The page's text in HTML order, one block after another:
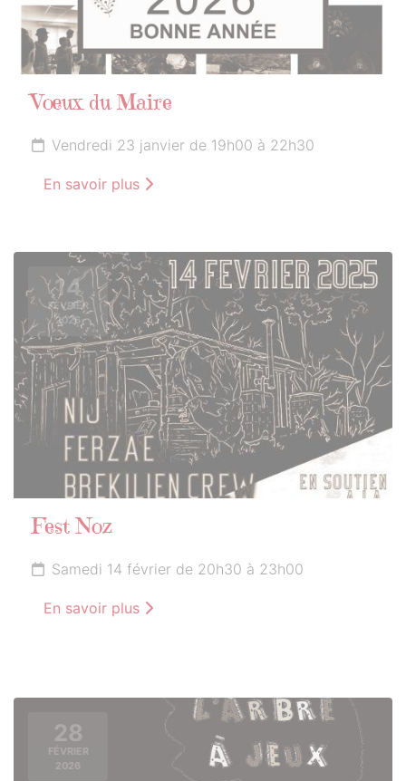
Vœux du Maire
Vendredi 23 janvier de 19h00 à 22h30
En savoir plus
14
FÉVRIER
2026
Fest Noz
Samedi 14 février de 20h30 à 23h00
En savoir plus
28
FÉVRIER
2026